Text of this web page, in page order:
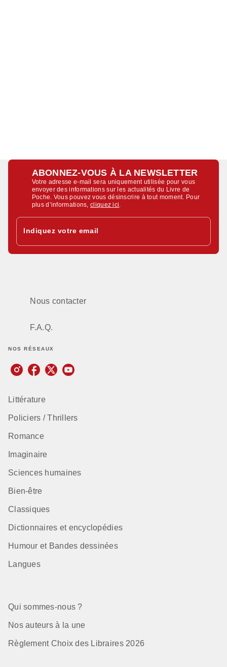
ABONNEZ-VOUS À LA NEWSLETTER
Votre adresse e-mail sera uniquement utilisée pour vous
envoyer des informations sur les actualités du Livre de
Poche. Vous pouvez vous désinscrire à tout moment. Pour
plus d’informations,cliquez ici
Indiquez votre email
Nous contacter
F.A.Q.
NOS RÉSEAUX
Littérature
Policiers / Thrillers
Romance
Imaginaire
Sciences humaines
Bien-être
Classiques
Dictionnaires et encyclopédies
Humour et Bandes dessinées
Langues
Qui sommes-nous ?
Nos auteurs à la une
Règlement Choix des Libraires 2026